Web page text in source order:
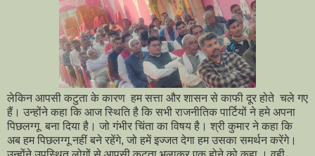
लेकिन आपसी कटुता के कारण हम सत्ता और शासन से काफी दूर होते चले गए
हैं। उन्होंने कहा कि आज स्थिति है कि सभी राजनीतिक पार्टियों ने हमे अपना
पिछलग्गू बना दिया है। जो गंभीर चिंता का विषय है। श्री कुमार ने कहा कि
अब हम पिछलग्गू नहीं बने रहेंगे, जो हमें इज्जत देगा हम उसका समर्थन करेंगे।